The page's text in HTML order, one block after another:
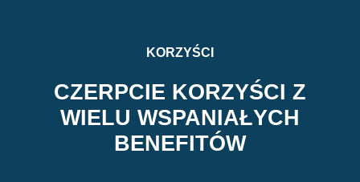
KORZYŚCI
CZERPCIE KORZYŚCI Z
WIELU WSPANIAŁYCH
BENEFITÓW